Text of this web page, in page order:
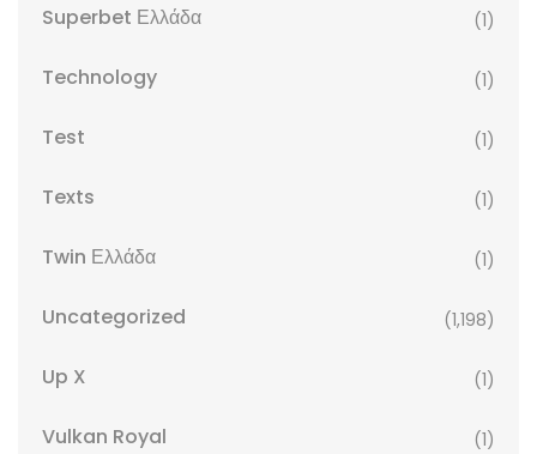
Superbet Ελλάδα (1)
Technology (1)
Test (1)
Texts (1)
Twin Ελλάδα (1)
Uncategorized (1,198)
Up X (1)
Vulkan Royal (1)